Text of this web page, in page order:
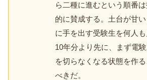
ら二種に進むという順番
的に賛成する。土台が甘
に手を出す受験生を何人
10年分より先に、まず電
を切らなくなる状態を作
べきだ。